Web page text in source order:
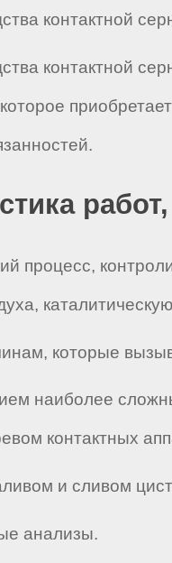
контактной
контактной
процесс,
которые
наиболее
контактных
и сливом
анализы.